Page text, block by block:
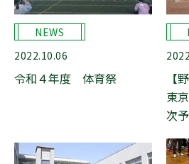
NEWS
2022.10.06
令和４年度 体育祭
【
東
次